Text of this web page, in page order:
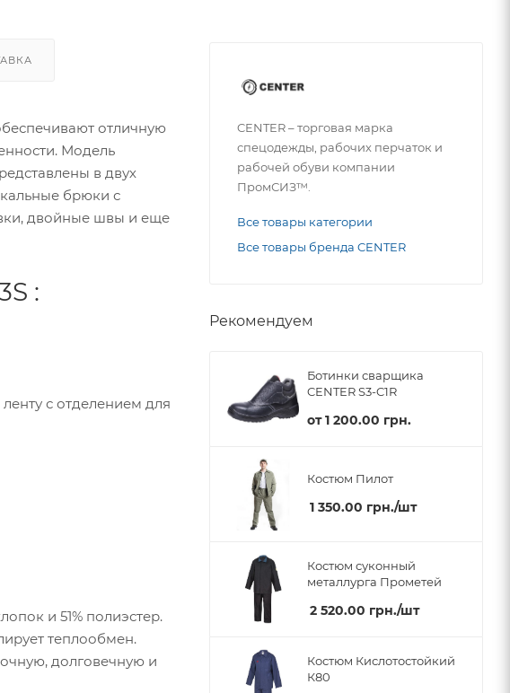
отличную
Модель
в двух
брюки с
двойные швы и еще
:
с отделением для
и 51% полиэстер.
теплообмен.
долговечную и
CENTER – торговая марка
спецодежды, рабочих перчаток и
рабочей обуви компании
ПромСИЗ™.
Все товары категории
Все товары бренда CENTER
Рекомендуем
Ботинки сварщика
CENTER S3-C1R
от1 200.00 грн.
Костюм Пилот
1 350.00 грн./шт
Костюм суконный
металлурга Прометей
2 520.00 грн./шт
Костюм Кислотостойкий
К80